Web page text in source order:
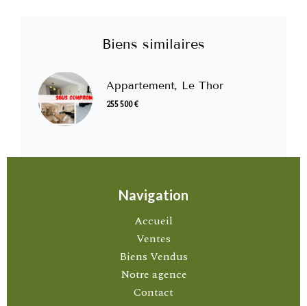
Biens similaires
Appartement, Le Thor
255 500 €
Navigation
Accueil
Ventes
Biens Vendus
Notre agence
Contact